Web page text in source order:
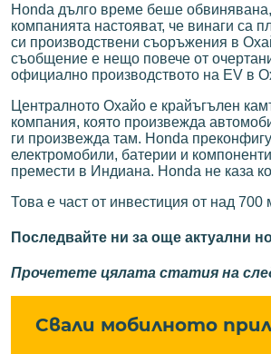
Honda дълго време беше
компанията настояват, че винаги са
си производствени съоръжения в
съобщение е нещо повече от
официално производството на EV в
Централното Охайо е крайъгълен
компания, която произвежда
ги произвежда там. Honda
електромобили, батерии и
премести в Индиана. Honda не каза
Това е част от инвестиция от над
Последвайте ни за още актуални
Прочетете цялата статия на
Свали мобилното